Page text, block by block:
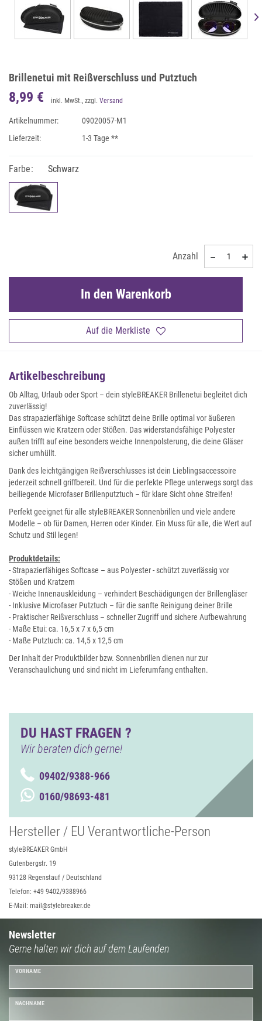
Brillenetui mit Reißverschluss und Putztuch
8,99 € inkl. MwSt., zzgl. Versand
Artikelnummer:
09020057-M1
Lieferzeit:
1-3 Tage **
Farbe: Schwarz
Anzahl
Auf die Merkliste
In den Warenkorb
Artikelbeschreibung
Ob Alltag, Urlaub oder Sport – dein styleBREAKER Brillenetui begleitet dich
zuverlässig!
Das strapazierfähige Softcase schützt deine Brille optimal vor äußeren
Einflüssen wie Kratzern oder Stößen. Das widerstandsfähige Polyester
außen trifft auf eine besonders weiche Innenpolsterung, die deine Gläser
sicher umhüllt.
Dank des leichtgängigen Reißverschlusses ist dein Lieblingsaccessoire
jederzeit schnell griffbereit. Und für die perfekte Pflege unterwegs sorgt das
beiliegende Microfaser Brillenputztuch – für klare Sicht ohne Streifen!
Perfekt geeignet für alle styleBREAKER Sonnenbrillen und viele andere
Modelle – ob für Damen, Herren oder Kinder. Ein Muss für alle, die Wert auf
Schutz und Stil legen!
Produktdetails:
- Strapazierfähiges Softcase – aus Polyester - schützt zuverlässig vor
Stößen und Kratzern
- Weiche Innenauskleidung – verhindert Beschädigungen der Brillengläser
- Inklusive Microfaser Putztuch – für die sanfte Reinigung deiner Brille
- Praktischer Reißverschluss – schneller Zugriff und sichere Aufbewahrung
- Maße Etui: ca. 16,5 x 7 x 6,5 cm
- Maße Putztuch: ca. 14,5 x 12,5 cm
Der Inhalt der Produktbilder bzw. Sonnenbrillen dienen nur zur
Veranschaulichung und sind nicht im Lieferumfang enthalten.
DU HAST FRAGEN ?
Wir beraten dich gerne!
09402/9388-966
0160/98693-481
Hersteller / EU Verantwortliche-Person
styleBREAKER GmbH
Gutenbergstr. 19
93128 Regenstauf / Deutschland
Telefon: +49 9402/9388966
E-Mail: mail@stylebreaker.de
Newsletter
Gerne halten wir dich auf dem Laufenden
VORNAME
NACHNAME